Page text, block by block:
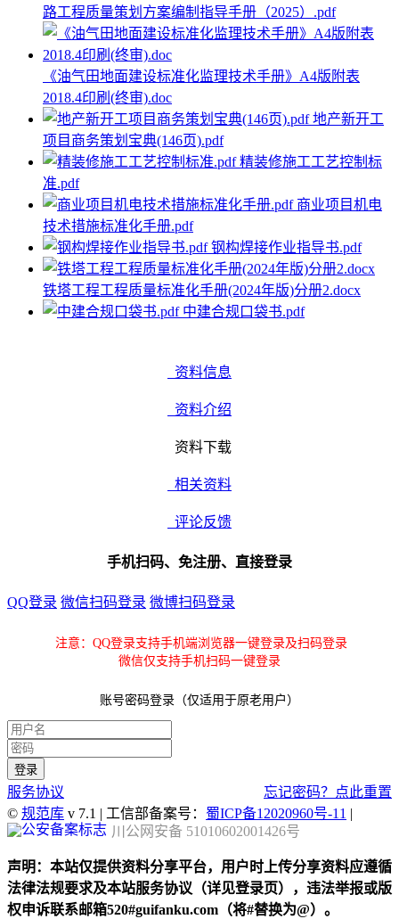
路工程质量策划方案编制指导手册（2025）.pdf
《油气田地面建设标准化监理技术手册》A4版附表
2018.4印刷(终审).doc
地产新开工
项目商务策划宝典(146页).pdf
精装修施工工艺控制标
准.pdf
商业项目机电
技术措施标准化手册.pdf
钢构焊接作业指导书.pdf
铁塔工程工程质量标准化手册(2024年版)分册2.docx
中建合规口袋书.pdf
资料信息
资料介绍
资料下载
相关资料
评论反馈
手机扫码、免注册、直接登录
QQ登录 微信扫码登录 微博扫码登录
注意：QQ登录支持手机端浏览器一键登录及扫码登录
微信仅支持手机扫码一键登录
账号密码登录（仅适用于原老用户）
服务协议
忘记密码？点此重置
© 规范库 v 7.1 | 工信部备案号： 蜀ICP备12020960号-11 |
川公网安备 51010602001426号
声明：本站仅提供资料分享平台，用户时上传分享资料应遵循
法律法规要求及本站服务协议（详见登录页），违法举报或版
权申诉联系邮箱520#guifanku.com（将#替换为@）。